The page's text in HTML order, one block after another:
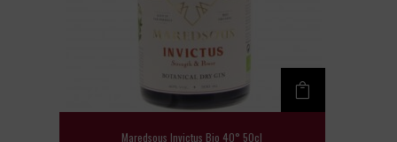
Maredsous Invictus Bio 40° 50cl